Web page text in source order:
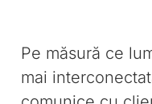
Pe măsură ce
mai